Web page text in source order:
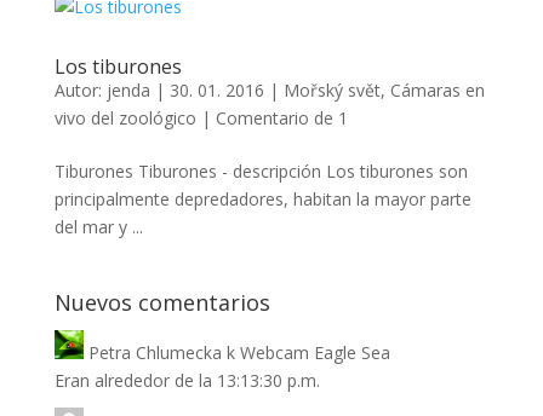
Los tiburones
Autor: jenda | 30. 01. 2016 | Mořský svět, Cámaras en
vivo del zoológico | Comentario de 1
Tiburones Tiburones - descripción Los tiburones son
principalmente depredadores, habitan la mayor parte
del mar y ...
Nuevos comentarios
Petra Chlumecka k Webcam Eagle Sea
Eran alrededor de la 13:13:30 p.m.